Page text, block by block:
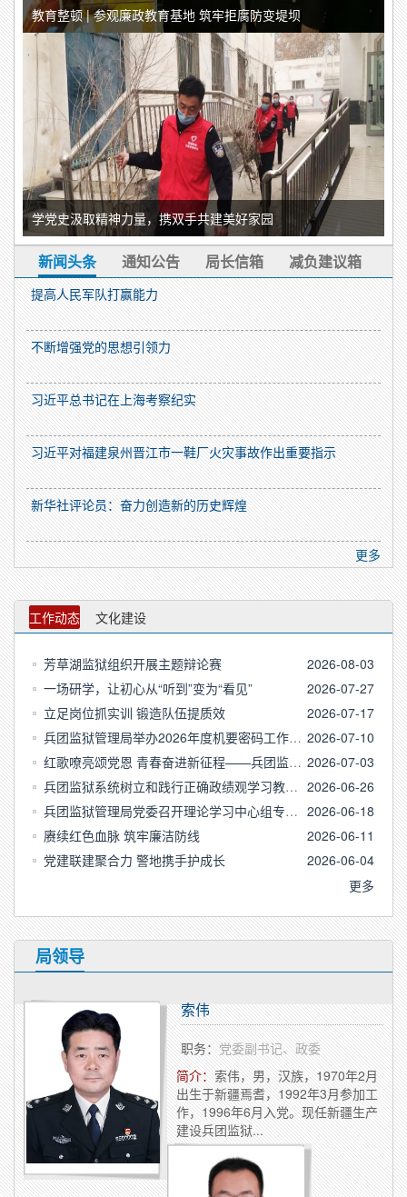
教育整顿 | 参观廉政教育基地 筑牢拒腐防变堤坝
学党史汲取精神力量，携双手共建美好家园
新闻头条 通知公告 局长信箱 减负建议箱
提高人民军队打赢能力
不断增强党的思想引领力
习近平总书记在上海考察纪实
习近平对福建泉州晋江市一鞋厂火灾事故作出重要指示
新华社评论员：奋力创造新的历史辉煌
更多
工作动态 文化建设
2026-08-03
芳草湖监狱组织开展主题辩论赛
2026-07-27
一场研学，让初心从“听到”变为“看见”
2026-07-17
立足岗位抓实训 锻造队伍提质效
2026-07-10
兵团监狱管理局举办2026年度机要密码工作干部政治轮训…
2026-07-03
红歌嘹亮颂党恩 青春奋进新征程——兵团监狱管理局圆…
2026-06-26
兵团监狱系统树立和践行正确政绩观学习教育警示教育会…
2026-06-18
兵团监狱管理局党委召开理论学习中心组专题学习会
2026-06-11
赓续红色血脉 筑牢廉洁防线
2026-06-04
党建联建聚合力 警地携手护成长
更多
局领导
索伟
职务：党委副书记、政委
简介：索伟，男，汉族，1970年2月
出生于新疆焉耆，1992年3月参加工
作，1996年6月入党。现任新疆生产
建设兵团监狱...